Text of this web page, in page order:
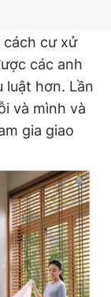
cách cư xử
các anh
luật hơn. Lần
và mình và
gia giao